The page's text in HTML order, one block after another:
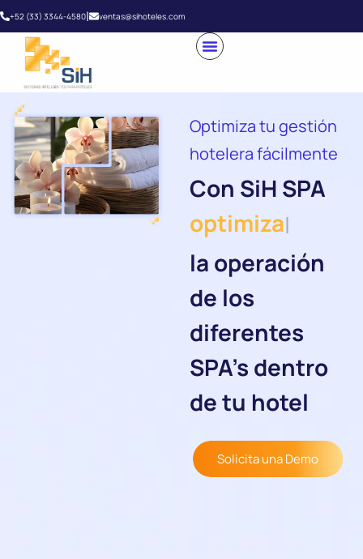
+52 (33) 3344-4580| ventas@sihoteles.com
Optimiza tu gestión
hotelera fácilmente
Con SiH SPA
optimi|
la operación
de los
diferentes
SPA’s dentro
de tu hotel
Solicita una Demo